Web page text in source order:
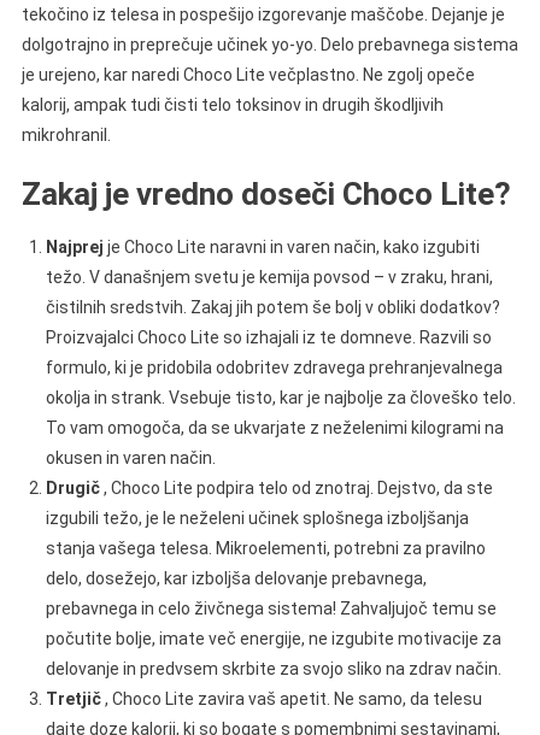
tekočino iz telesa in pospešijo izgorevanje maščobe. Dejanje je
dolgotrajno in preprečuje učinek yo-yo. Delo prebavnega sistema
je urejeno, kar naredi Choco Lite večplastno. Ne zgolj opeče
kalorij, ampak tudi čisti telo toksinov in drugih škodljivih
mikrohranil.
Zakaj je vredno doseči Choco Lite?
Najprej je Choco Lite naravni in varen način, kako izgubiti
težo. V današnjem svetu je kemija povsod – v zraku, hrani,
čistilnih sredstvih. Zakaj jih potem še bolj v obliki dodatkov?
Proizvajalci Choco Lite so izhajali iz te domneve. Razvili so
formulo, ki je pridobila odobritev zdravega prehranjevalnega
okolja in strank. Vsebuje tisto, kar je najbolje za človeško telo.
To vam omogoča, da se ukvarjate z neželenimi kilogrami na
okusen in varen način.
Drugič, Choco Lite podpira telo od znotraj. Dejstvo, da ste
izgubili težo, je le neželeni učinek splošnega izboljšanja
stanja vašega telesa. Mikroelementi, potrebni za pravilno
delo, dosežejo, kar izboljša delovanje prebavnega,
prebavnega in celo živčnega sistema! Zahvaljujoč temu se
počutite bolje, imate več energije, ne izgubite motivacije za
delovanje in predvsem skrbite za svojo sliko na zdrav način.
Tretjič, Choco Lite zavira vaš apetit. Ne samo, da telesu
dajte doze kalorij, ki so bogate s pomembnimi sestavinami,